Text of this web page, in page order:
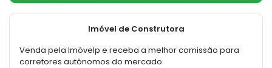
Imóvel de Construtora
Venda pela Imóvelp e receba a melhor comissão para
corretores autônomos do mercado